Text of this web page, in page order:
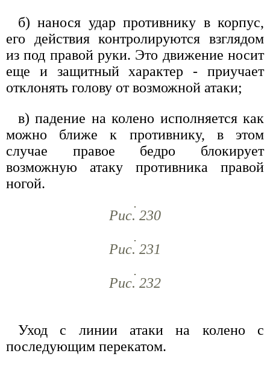
б) нанося удар противнику в корпус,
его действия контролируются взглядом
из под правой руки. Это движение носит
еще и защитный характер - приучает
отклонять голову от возможной атаки;
в) падение на колено исполняется как
можно ближе к противнику, в этом
случае правое бедро блокирует
возможную атаку противника правой
ногой.
Рис. 230
Рис. 231
Рис. 232
Уход с линии атаки на колено с
последующим перекатом.